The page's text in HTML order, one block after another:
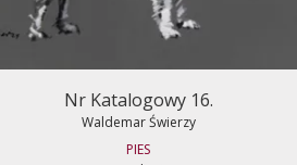
Nr Katalogowy 16.
Waldemar Świerzy
PIES